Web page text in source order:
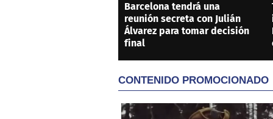
Barcelona tendrá una
reunión secreta con Julián
Álvarez para tomar decisión
final